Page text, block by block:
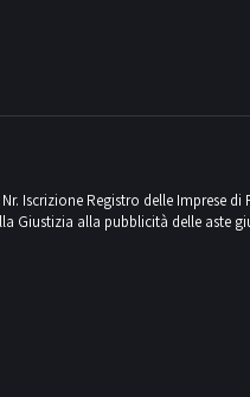
Iscrizione Registro delle Imprese di
Giustizia alla pubblicità delle aste